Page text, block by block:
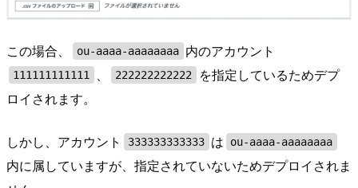
この場合、 ou-aaaa-aaaaaaaa 内のアカウント
111111111111 、 222222222222
を指定しているためデプ
ロイされます。
しかし、アカウント 333333333333 は ou-aaaa-aaaaaaaa
内に属していますが、指定されていないためデプロイされま